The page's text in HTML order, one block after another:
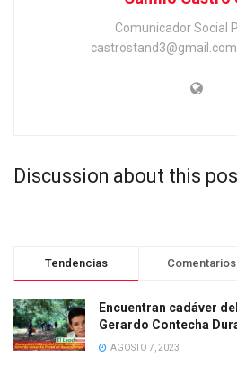
Comunicador Social
Discussion about this
Tendencias Comentarios
Encuentran cadáver
Gerardo Contecha
AGOSTO 7, 2023